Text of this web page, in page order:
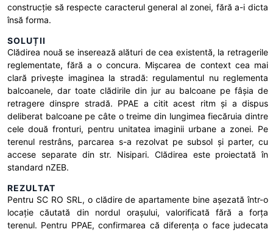
construcție să respecte caracterul general al zonei, fără a-i dicta
însă forma.
SOLUȚII
Clădirea nouă se inserează alături de cea existentă, la retragerile
reglementate, fără a o concura. Mișcarea de context cea mai
clară privește imaginea la stradă: regulamentul nu reglementa
balcoanele, dar toate clădirile din jur au balcoane pe fâșia de
retragere dinspre stradă. PPAE a citit acest ritm și a dispus
deliberat balcoane pe câte o treime din lungimea fiecăruia dintre
cele două fronturi, pentru unitatea imaginii urbane a zonei. Pe
terenul restrâns, parcarea s-a rezolvat pe subsol și parter, cu
accese separate din str. Nisipari. Clădirea este proiectată în
standard nZEB.
REZULTAT
Pentru SC RO SRL, o clădire de apartamente bine așezată într-o
locație căutată din nordul orașului, valorificată fără a forța
terenul. Pentru PPAE, confirmarea că diferența o face judecata